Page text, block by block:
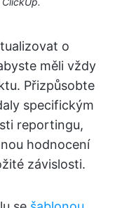
o
měli vždy
Přizpůsobte
specifickým
reportingu,
hodnocení
závislosti.